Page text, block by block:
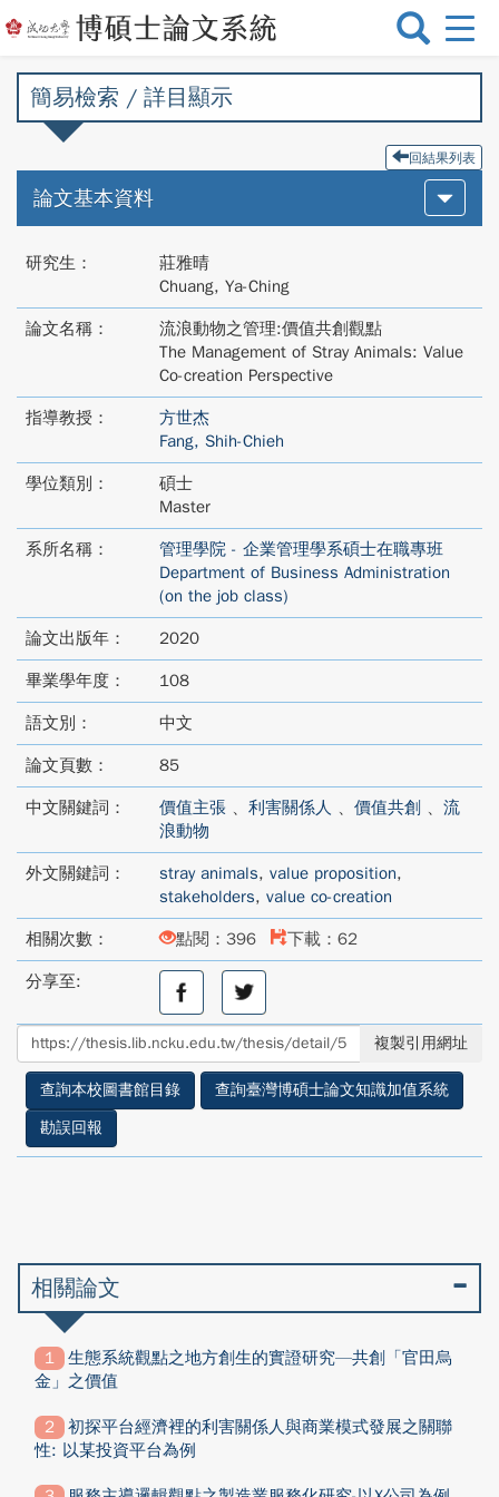
選
切
簡易檢索 / 詳目顯示
回結果列表
論文基本資料
研究生：
莊雅晴
Chuang, Ya-Ching
論文名稱：
流浪動物之管理:價值共創觀點
The Management of Stray Animals: Value
Co-creation Perspective
指導教授：
方世杰
Fang, Shih-Chieh
學位類別：
碩士
Master
系所名稱：
管理學院 - 企業管理學系碩士在職專班
Department of Business Administration
(on the job class)
論文出版年： 2020
畢業學年度： 108
語文別： 中文
論文頁數： 85
中文關鍵詞： 價值主張 、 利害關係人 、 價值共創 、 流
浪動物
外文關鍵詞： stray animals, value proposition,
stakeholders, value co-creation
相關次數： 點閱：396 下載：62
分享至:
分
至
facebook
分
享
至
twitter
複製引用網址
查詢本校圖書館目錄
查詢臺灣博碩士論文知識加值系統
勘誤回報
相關論文
生態系統觀點之地方創生的實證研究—共創「官田烏
金」之價值
初探平台經濟裡的利害關係人與商業模式發展之關聯
性: 以某投資平台為例